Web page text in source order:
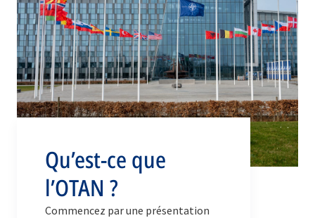
Qu’est-ce que
l’OTAN ?
Commencez par une présentation